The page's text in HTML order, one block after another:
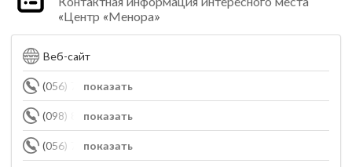
«Центр «Менора»
Веб-сайт
показать
(056) 717-70-00
показать
(098) 826-36-76
показать
(056) 717-70-70